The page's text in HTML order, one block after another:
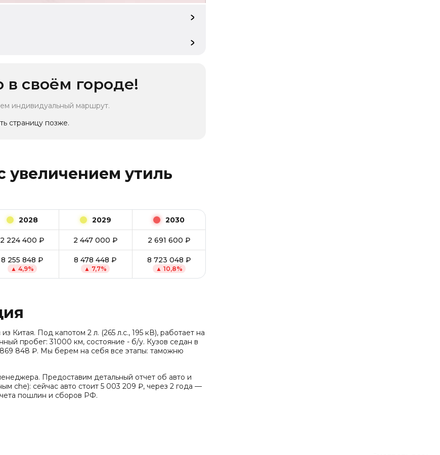
в своём городе!
индивидуальный маршрут.
страницу позже.
утиль
2028 2029 2030
2 224 400 ₽ 2 447 000 ₽ 2 691 600 ₽
8 255 848 ₽
▲ 4,9%
8 478 448 ₽
▲ 7,7%
8 723 048 ₽
▲ 10,8%
Китая. Под капотом 2 л. (265 л.с., 195 кВ), работает на
пробег: 31000 км, состояние - б/у. Кузов седан в
848 ₽. Мы берем на себя все этапы: таможню
Предоставим детальный отчет об авто и
che): сейчас авто стоит 5 003 209 ₽, через 2 года —
пошлин и сборов РФ.
Китай VI), заводская гарантия - 3 года или 100 000